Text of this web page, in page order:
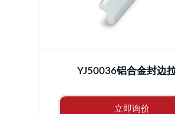
YJ50036铝合金封边
立即询价